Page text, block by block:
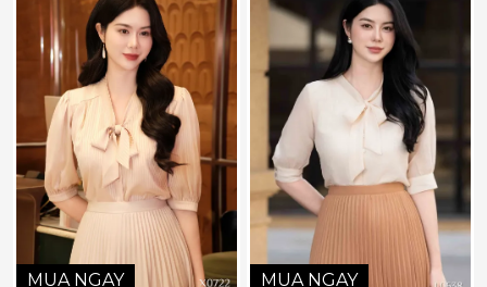
MUA NGAY MUA NGAY